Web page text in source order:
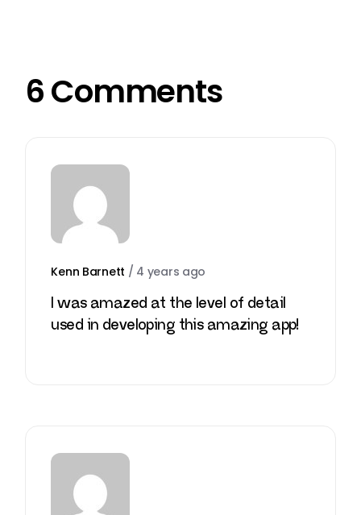
6 Comments
Kenn Barnett / 4 years ago
I was amazed at the level of detail
used in developing this amazing app!